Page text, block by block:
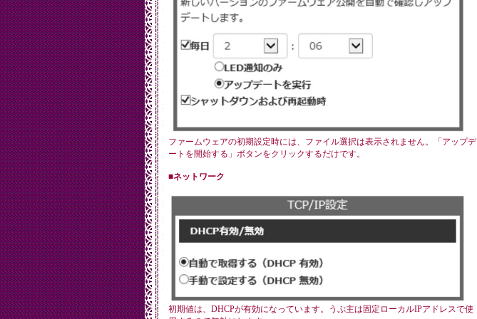
ファームウェアの初期設定時には、ファイル選択は表示されません。「アップデ
ートを開始する」ボタンをクリックするだけです。
■ネットワーク
初期値は、DHCPが有効になっています。うぷ主は固定ローカルIPアドレスで使